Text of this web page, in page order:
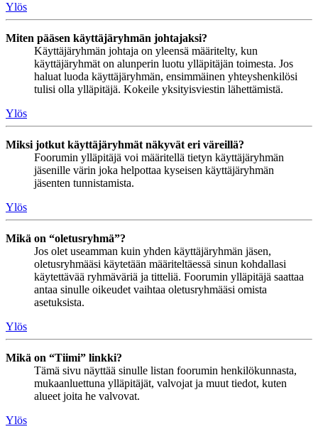
Ylös
Miten pääsen käyttäjäryhmän johtajaksi?
Käyttäjäryhmän johtaja on yleensä määritelty, kun
käyttäjäryhmät on alunperin luotu ylläpitäjän toimesta. Jos
haluat luoda käyttäjäryhmän, ensimmäinen yhteyshenkilösi
tulisi olla ylläpitäjä. Kokeile yksityisviestin lähettämistä.
Ylös
Miksi jotkut käyttäjäryhmät näkyvät eri väreillä?
Foorumin ylläpitäjä voi määritellä tietyn käyttäjäryhmän
jäsenille värin joka helpottaa kyseisen käyttäjäryhmän
jäsenten tunnistamista.
Ylös
Mikä on “oletusryhmä”?
Jos olet useamman kuin yhden käyttäjäryhmän jäsen,
oletusryhmääsi käytetään määriteltäessä sinun kohdallasi
käytettävää ryhmäväriä ja titteliä. Foorumin ylläpitäjä saattaa
antaa sinulle oikeudet vaihtaa oletusryhmääsi omista
asetuksista.
Ylös
Mikä on “Tiimi” linkki?
Tämä sivu näyttää sinulle listan foorumin henkilökunnasta,
mukaanluettuna ylläpitäjät, valvojat ja muut tiedot, kuten
alueet joita he valvovat.
Ylös